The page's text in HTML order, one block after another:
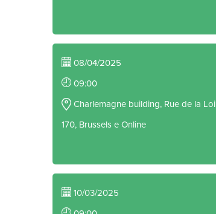
08/04/2025
09:00
Charlemagne building, Rue de la Loi
170, Brussels e Online
10/03/2025